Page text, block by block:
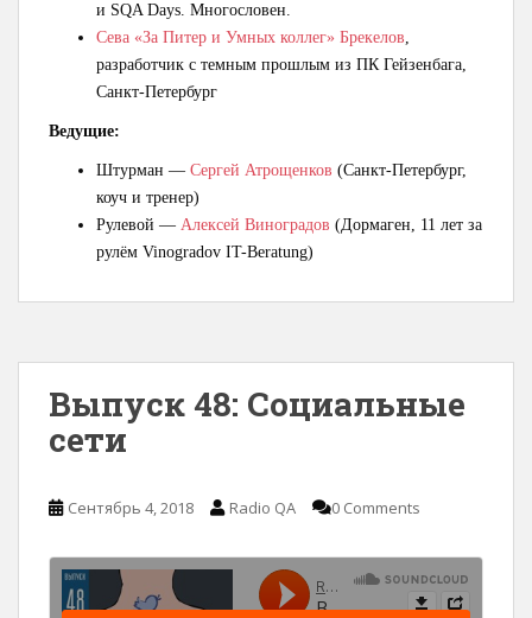
и SQA Days. Многословен.
Сева «За Питер и Умных коллег» Брекелов,
разработчик с темным прошлым из ПК Гейзенбага,
Санкт-Петербург
Ведущие:
Штурман — Сергей Атрощенков (Санкт-Петербург,
коуч и тренер)
Рулевой — Алексей Виноградов (Дормаген, 11 лет за
рулём Vinogradov IT-Beratung)
Выпуск 48: Социальные
сети
Сентябрь 4, 2018 Radio QA 0 Comments